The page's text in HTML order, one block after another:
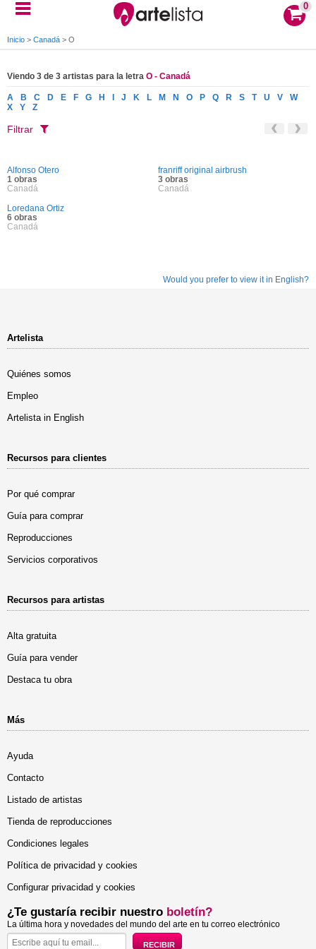
0
Inicio > Canadá > O
Viendo 3 de 3 artistas para la letra O - Canadá
A B C D E F G H J K L M N O P Q R S T U V
W
X
Y Z
Filtrar
Alfonso Otero
1 obras
Canadá
franriff original airbrush
3 obras
Canadá
Loredana Ortiz
6 obras
Canadá
Would you prefer to view it in English?
Artelista
Quiénes somos
Empleo
Artelista in English
Recursos para clientes
Por qué comprar
Guía para comprar
Reproducciones
Servicios corporativos
Recursos para artistas
Alta gratuita
Guía para vender
Destaca tu obra
Más
Ayuda
Contacto
Listado de artistas
Tienda de reproducciones
Condiciones legales
Política de privacidad y cookies
Configurar privacidad y cookies
¿Te gustaría recibir nuestro boletín?
La última hora y novedades del mundo del arte en tu correo electrónico